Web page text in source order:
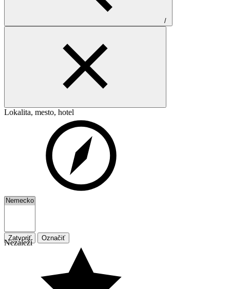
/
Lokalita, mesto, hotel
Zatvoriť Označiť
Nezáleží